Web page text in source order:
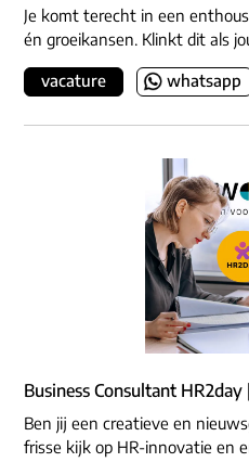
Je komt terecht in een
én groeikansen. Klinkt dit als
vacature whatsapp
Business Consultant
Ben jij een creatieve en
frisse kijk op HR-innovatie en